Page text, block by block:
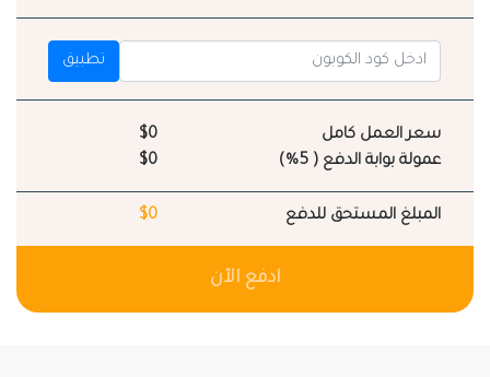
تطبيق
سعر العمل كامل
$0
عمولة بوابة الدفع ( 5%)
$0
المبلغ المستحق للدفع $0
ادفع الآن